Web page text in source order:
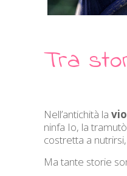
Tra
Nell’antichità la
ninfa Io, la
costretta a
Ma tante storie